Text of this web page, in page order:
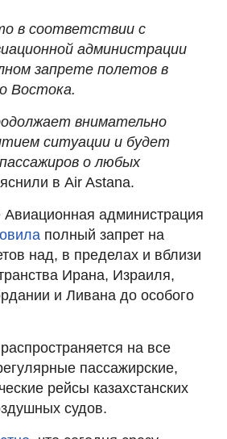
в соответствии с
администрации
запрете полетов в
Востока.
внимательно
ситуации и будет
о любых
в Air Astana.
администрация
полный запрет на
над, в пределах и вблизи
Ирана, Израиля,
и Ливана до особого
на все
пассажирские,
рейсы казахстанских
судов.